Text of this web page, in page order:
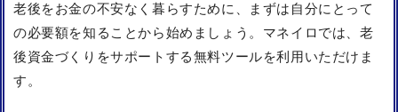
老後をお金の不安なく暮らすために、まずは自分にとって
の必要額を知ることから始めましょう。マネイロでは、老
後資金づくりをサポートする無料ツールを利用いただけま
す。